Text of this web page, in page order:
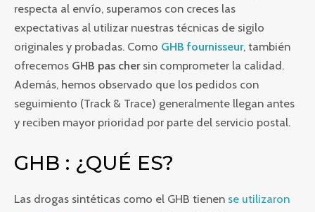
respecta al envío, superamos con creces las
expectativas al utilizar nuestras técnicas de sigilo
originales y probadas. Como GHB fournisseur, también
ofrecemos GHB pas chersin comprometer la calidad.
Además, hemos observado que los pedidos con
seguimiento (Track & Trace) generalmente llegan antes
y reciben mayor prioridad por parte del servicio postal.
GHB : ¿QUÉ ES?
Las drogas sintéticas como el GHB tienen se utilizaron